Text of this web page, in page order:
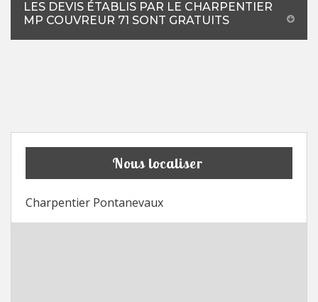
LES DEVIS ÉTABLIS PAR LE CHARPENTIER
MP COUVREUR 71 SONT GRATUITS
Nous localiser
Charpentier Pontanevaux